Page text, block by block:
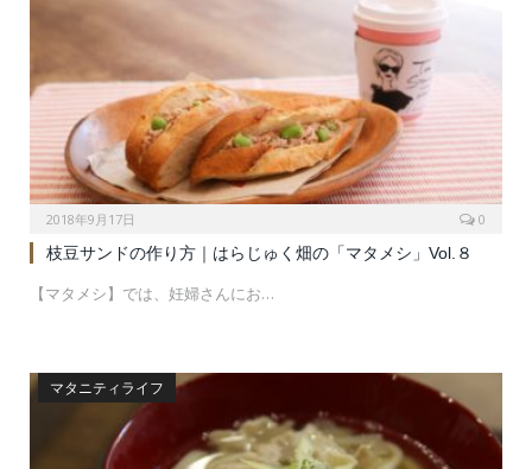
2018年9月17日 0
枝豆サンドの作り方｜はらじゅく畑の「マタメシ」Vol.８
【マタメシ】では、妊婦さんにお…
マタニティライフ